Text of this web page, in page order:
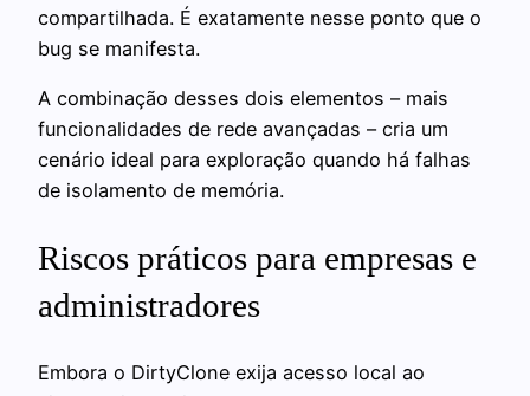
compartilhada. É exatamente nesse ponto que o
bug se manifesta.
A combinação desses dois elementos – mais
funcionalidades de rede avançadas – cria um
cenário ideal para exploração quando há falhas
de isolamento de memória.
Riscos práticos para empresas e
administradores
Embora o DirtyClone exija acesso local ao